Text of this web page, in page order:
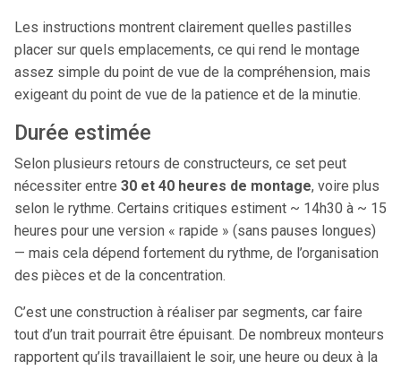
Les instructions montrent clairement quelles pastilles
placer sur quels emplacements, ce qui rend le montage
assez simple du point de vue de la compréhension, mais
exigeant du point de vue de la patience et de la minutie.
Durée estimée
Selon plusieurs retours de constructeurs, ce set peut
nécessiter entre 30 et 40 heures de montage, voire plus
selon le rythme. Certains critiques estiment ~ 14h30 à ~ 15
heures pour une version « rapide » (sans pauses longues)
— mais cela dépend fortement du rythme, de l’organisation
des pièces et de la concentration.
C’est une construction à réaliser par segments, car faire
tout d’un trait pourrait être épuisant. De nombreux monteurs
rapportent qu’ils travaillaient le soir, une heure ou deux à la